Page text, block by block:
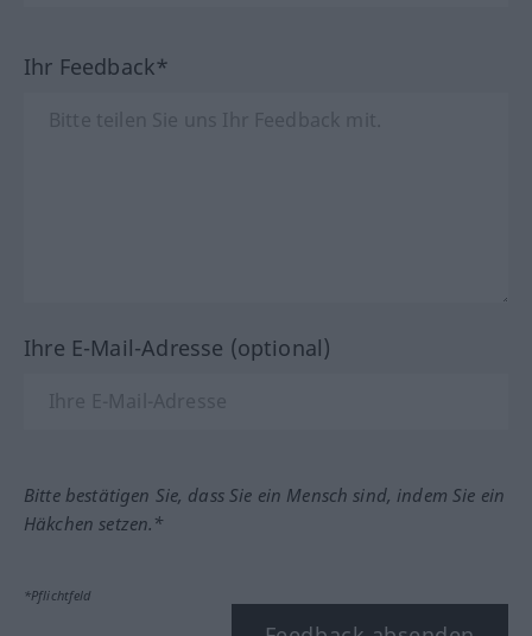
Ihr Feedback*
Ihre E-Mail-Adresse (optional)
Bitte bestätigen Sie, dass Sie ein Mensch sind, indem Sie ein
Häkchen setzen.*
*Pflichtfeld